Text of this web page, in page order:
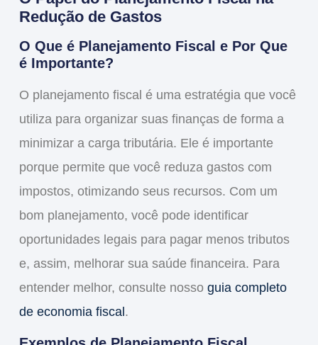
Redução de Gastos
O Que é Planejamento Fiscal e Por Que
é Importante?
O planejamento fiscal é uma estratégia que você
utiliza para organizar suas finanças de forma a
minimizar a carga tributária. Ele é importante
porque permite que você reduza gastoscom
impostos, otimizando seus recursos. Com um
bom planejamento, você pode identificar
oportunidades legais para pagar menos tributos
e, assim, melhorar sua saúde financeira. Para
entender melhor, consulte nosso guia completo
de economia fiscal .